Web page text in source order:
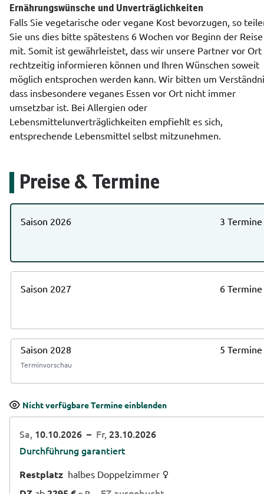
Ernährungswünsche und Unverträglichkeiten
Falls Sie vegetarische oder vegane Kost bevorzugen, so
Sie uns dies bitte spätestens 6 Wochen vor Beginn der Reise
mit. Somit ist gewährleistet, dass wir unsere Partner vor Ort
rechtzeitig informieren können und Ihren Wünschen soweit
möglich entsprochen werden kann. Wir bitten um
dass insbesondere veganes Essen vor Ort nicht immer
umsetzbar ist. Bei Allergien oder
Lebensmittelunverträglichkeiten empfiehlt es sich,
entsprechende Lebensmittel selbst mitzunehmen.
Preise & Termine
Saison 2026 3 Termine
Saison 2027 6 Termine
Saison 2028 5 Termine
Terminvorschau
Nicht verfügbare Termine einblenden
Sa, 10.10.2026 – Fr, 23.10.2026
Durchführung garantiert
Restplatz halbes Doppelzimmer